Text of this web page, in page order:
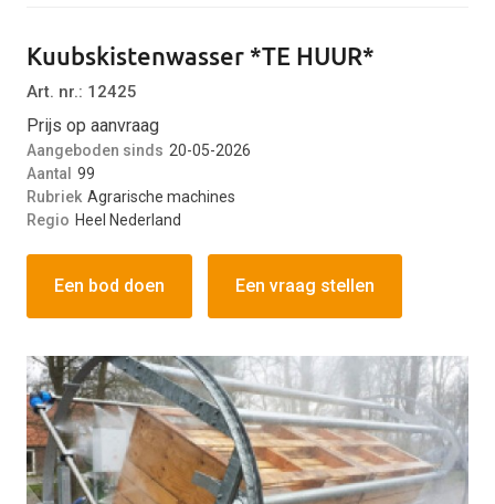
Kuubskistenwasser *TE HUUR*
Art. nr.: 12425
Prijs op aanvraag
Aangeboden sinds 20-05-2026
Aantal
99
Rubriek Agrarische machines
Regio Heel Nederland
Een bod doen Een vraag stellen